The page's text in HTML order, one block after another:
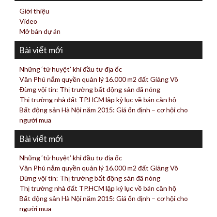
Giới thiệu
Video
Mở bán dự án
Bài viết mới
Những ‘tử huyệt’ khi đầu tư địa ốc
Văn Phú nắm quyền quản lý 16.000 m2 đất Giảng Võ
Đừng vội tin: Thị trường bất động sản đã nóng
Thị trường nhà đất TP.HCM lập kỷ lục về bán căn hộ
Bất động sản Hà Nội năm 2015: Giá ổn định – cơ hội cho
người mua
Bài viết mới
Những ‘tử huyệt’ khi đầu tư địa ốc
Văn Phú nắm quyền quản lý 16.000 m2 đất Giảng Võ
Đừng vội tin: Thị trường bất động sản đã nóng
Thị trường nhà đất TP.HCM lập kỷ lục về bán căn hộ
Bất động sản Hà Nội năm 2015: Giá ổn định – cơ hội cho
người mua